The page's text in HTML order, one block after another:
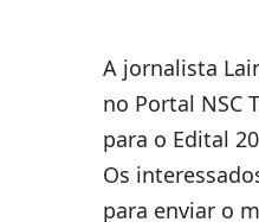
A jornalista
no Portal NSC
para o Edital
Os
para enviar o